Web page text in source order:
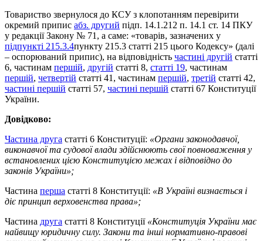
Товариство звернулося до КСУ з клопотанням перевірити
окремий припис абз. другий підп. 14.1.212 п. 14.1 ст. 14 ПКУ
у редакції Закону № 71, а саме: «товарів, зазначених у
підпункті 215.3.4пункту 215.3 статті 215 цього Кодексу» (далі
– оспорюваний припис), на відповідність частині другій статті
6, частинам першій, другій статті 8, статті 19, частинам
першій, четвертій статті 41, частинам першій, третій статті 42,
частині першій статті 57, частині першій статті 67 Конституції
України.
Довідково:
Частина друга статті 6 Конституції: «Органи законодавчої,
виконавчої та судової влади здійснюють свої повноваження у
встановлених цією Конституцією межах і відповідно до
законів України»;
Частина перша статті 8 Конституції: «В Україні визнається і
діє принцип верховенства права»;
Частина друга статті 8 Конституції «Конституція України має
найвищу юридичну силу. Закони та інші нормативно-правові